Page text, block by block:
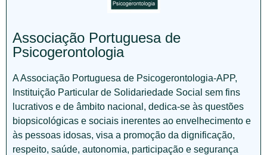
Associação Portuguesa de
Psicogerontologia
A Associação Portuguesa de Psicogerontologia-APP,
Instituição Particular de Solidariedade Social sem fins
lucrativos e de âmbito nacional, dedica-se às questões
biopsicológicas e sociais inerentes ao envelhecimento e
às pessoas idosas, visa a promoção da dignificação,
respeito, saúde, autonomia, participação e segurança